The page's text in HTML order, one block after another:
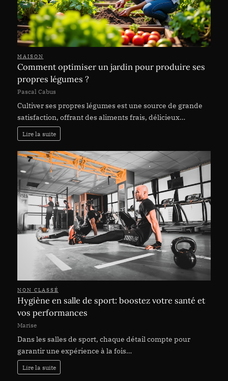
MAISON
Comment optimiser un jardin pour produire ses
propres légumes ?
Pascal Cabus
Cultiver ses propres légumes est une source de grande
satisfaction, offrant des aliments frais, délicieux…
Lire la suite
NON CLASSÉ
Hygiène en salle de sport: boostez votre santé et
vos performances
Marise
Dans les salles de sport, chaque détail compte pour
garantir une expérience à la fois…
Lire la suite